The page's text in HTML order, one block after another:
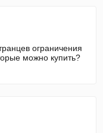
ограничения
можно купить?